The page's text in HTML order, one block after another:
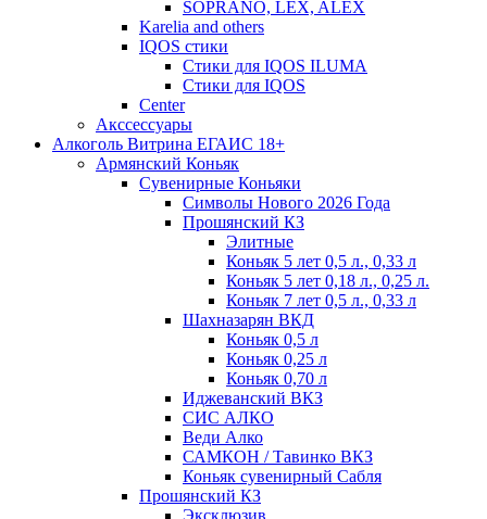
SOPRANO, LEX, ALEX
Karelia and others
IQOS стики
Стики для IQOS ILUMA
Стики для IQOS
Сenter
Акссессуары
Алкоголь Витрина ЕГАИС 18+
Армянский Коньяк
Сувенирные Коньяки
Символы Нового 2026 Года
Прошянский КЗ
Элитные
Коньяк 5 лет 0,5 л., 0,33 л
Коньяк 5 лет 0,18 л., 0,25 л.
Коньяк 7 лет 0,5 л., 0,33 л
Шахназарян ВКД
Коньяк 0,5 л
Коньяк 0,25 л
Коньяк 0,70 л
Иджеванский ВКЗ
СИС АЛКО
Веди Алко
САМКОН / Тавинко ВКЗ
Коньяк сувенирный Сабля
Прошянский КЗ
Эксклюзив